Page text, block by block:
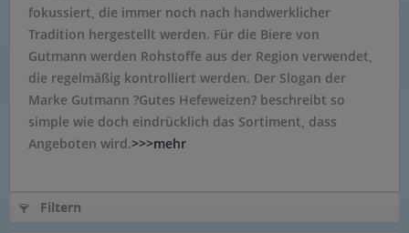
fokussiert, die immer noch nach handwerklicher
Tradition hergestellt werden. Für die Biere von
Gutmann werden Rohstoffe aus der Region verwendet,
die regelmäßig kontrolliert werden. Der Slogan der
Marke Gutmann ?Gutes Hefeweizen? beschreibt so
simple wie doch eindrücklich das Sortiment, dass
Angeboten wird.>>>mehr
Filtern